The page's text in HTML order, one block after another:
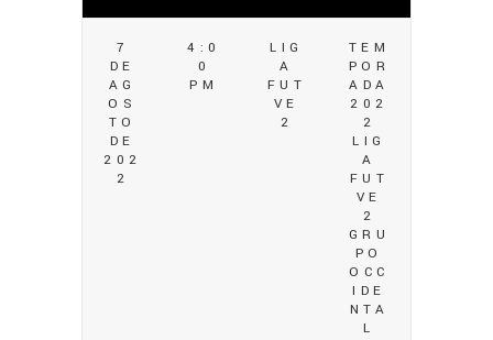
7
DE
AG
OS
TO
DE
202
2
4:0
0
PM
LIG
A
FUT
VE
2
TEM
POR
ADA
202
2
LIG
A
FUT
VE
2
GRU
PO
OCC
IDE
NTA
L